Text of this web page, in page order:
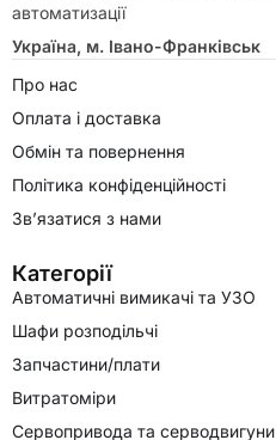
автоматизації
Україна, м. Івано-Франківськ
Про нас
Оплата і доставка
Обмін та повернення
Політика конфіденційності
Зв’язатися з нами
Категорії
Автоматичні вимикачі та УЗО
Шафи розподільчі
Запчастини/плати
Витратоміри
Сервопривода та серводвигуни